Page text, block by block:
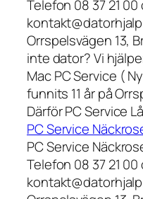
Telefon 08 37 21
Orrspelsvägen 13,
inte dator? Vi
Mac PC Service (
funnits 11 år på
Därför PC Service
PC Service
PC Service
Telefon 08 37 21